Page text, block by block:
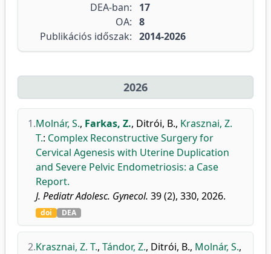
DEA-ban:
17
OA: 8
Publikációs időszak: 2014-2026
2026
1.Molnár, S., Farkas, Z., Ditrói, B., Krasznai, Z.
T.: Complex Reconstructive Surgery for
Cervical Agenesis with Uterine Duplication
and Severe Pelvic Endometriosis: a Case
Report.
J. Pediatr Adolesc. Gynecol. 39 (2), 330, 2026.
doi DEA
2.Krasznai, Z. T., Tándor, Z., Ditrói, B., Molnár, S.,